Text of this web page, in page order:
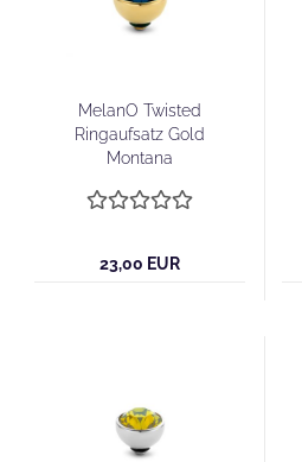
MelanO Twisted
Ringaufsatz Gold
Montana
23,00 EUR